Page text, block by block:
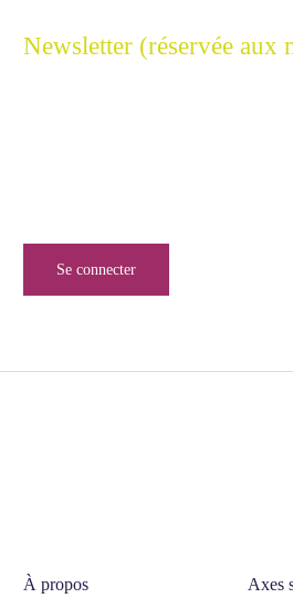
Newsletter (réservée aux
Se connecter
À propos Axes